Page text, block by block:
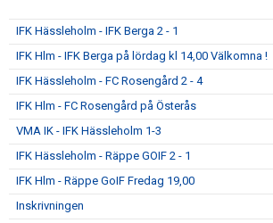
IFK Hässleholm - IFK Berga 2 - 1
IFK Hlm - IFK Berga på lördag kl 14,00 Välkomna !
IFK Hässleholm - FC Rosengård 2 - 4
IFK Hlm - FC Rosengård på Österås
VMA IK - IFK Hässleholm 1-3
IFK Hässleholm - Räppe GOIF 2 - 1
IFK Hlm - Räppe GoIF Fredag 19,00
Inskrivningen